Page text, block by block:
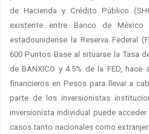
de Hacienda y Crédito Público
existente entre Banco de México
estadounidense la Reserva Federal
600 Puntos Base al situarse la Tasa
de BANXICO y 4.5% de la FED,
financieros en Pesos para llevar a
parte de los inversionistas
inversionista individual puede
casos tanto nacionales como